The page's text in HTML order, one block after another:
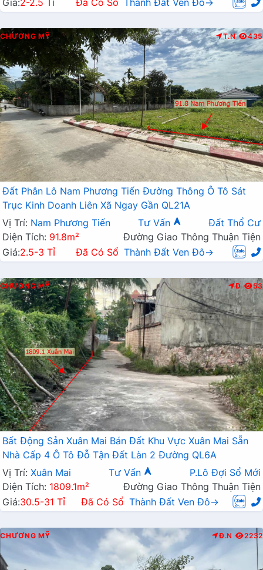
CHƯƠNG MỸ T.N 435
Đất Phân Lô Nam Phương Tiến Đường Thông Ô Tô Sát
Trục Kinh Doanh Liên Xã Ngay Gần QL21A
Vị Trí: Nam Phương Tiến Tư Vấn
Đất Thổ Cư
Diện Tích: 91.8m²
Đường Giao Thông Thuận Tiện
Giá:2.5-3 Tỉ Đã Có Sổ Thành Đất Ven Đô→
CHƯƠNG MỸ Đ 53
Bất Động Sản Xuân Mai Bán Đất Khu Vực Xuân Mai Sẵn
Nhà Cấp 4 Ô Tô Đỗ Tận Đất Làn 2 Đường QL6A
Vị Trí: Xuân Mai Tư Vấn
P.Lô Đợi Sổ Mới
Diện Tích: 1809.1m²
Đường Giao Thông Thuận Tiện
Giá:30.5-31 Tỉ Đã Có Sổ Thành Đất Ven Đô→
CHƯƠNG MỸ Đ.N 2232